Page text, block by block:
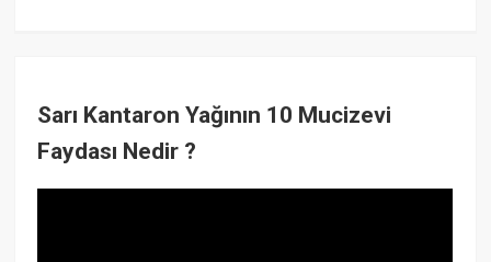
Sarı Kantaron Yağının 10 Mucizevi
Faydası Nedir ?